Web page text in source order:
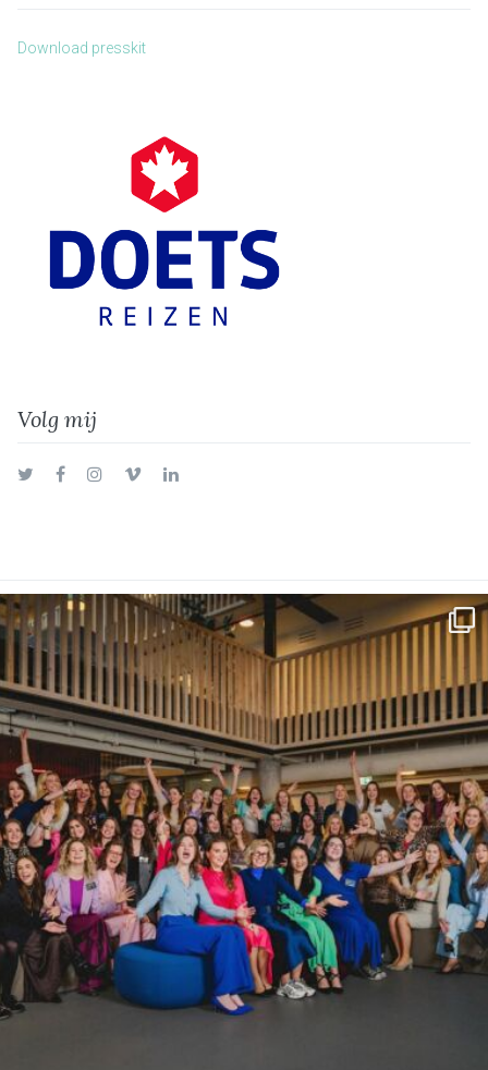
Download presskit
Volg mij
TwitterFacebookInstagram
VimeoLinkedIn